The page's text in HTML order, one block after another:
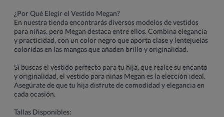
¿Por Qué Elegir el Vestido Megan?
En nuestra tienda encontrarás diversos modelos de vestidos
para niñas, pero Megan destaca entre ellos. Combina elegancia
y practicidad, con un color negro que aporta clase y lentejuelas
coloridas en las mangas que añaden brillo y originalidad.
Si buscas el vestido perfecto para tu hija, que realce su encanto
y originalidad, el vestido para niñas Megan es la elección ideal.
Asegúrate de que tu hija disfrute de comodidad y elegancia en
cada ocasión.
Tallas Disponibles: